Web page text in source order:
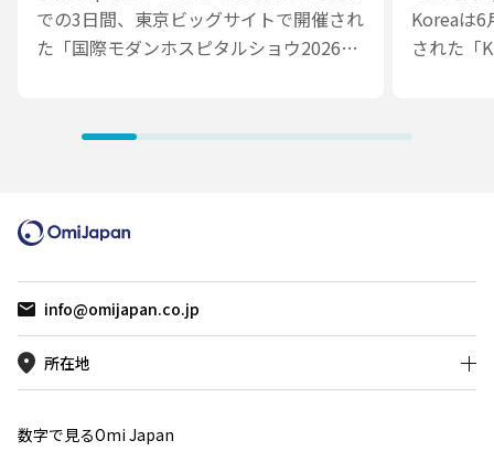
での3日間、東京ビッグサイトで開催され
た「国際モダンホスピタルショウ2026」
紹介し、Omi Japan × Accela ブースお
Koreaは6
された「
た。
info@omijapan.co.jp
所在地
数字で見るOmi Japan